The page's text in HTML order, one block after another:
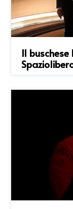
Il buschese